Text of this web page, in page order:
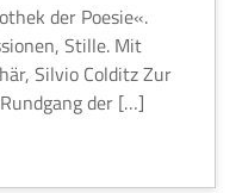
der Poe­sie«.
Stille. Mit
Sil­vio Col­ditz Zur
der […]